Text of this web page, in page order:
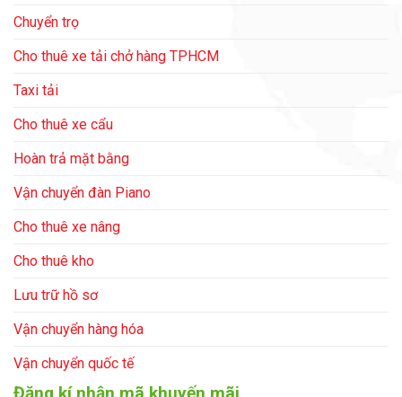
Chuyển trọ
Cho thuê xe tải chở hàng TPHCM
Taxi tải
Cho thuê xe cẩu
Hoàn trả mặt bằng
Vận chuyển đàn Piano
Cho thuê xe nâng
Cho thuê kho
Lưu trữ hồ sơ
Vận chuyển hàng hóa
Vận chuyển quốc tế
Đăng kí nhận mã khuyến mãi